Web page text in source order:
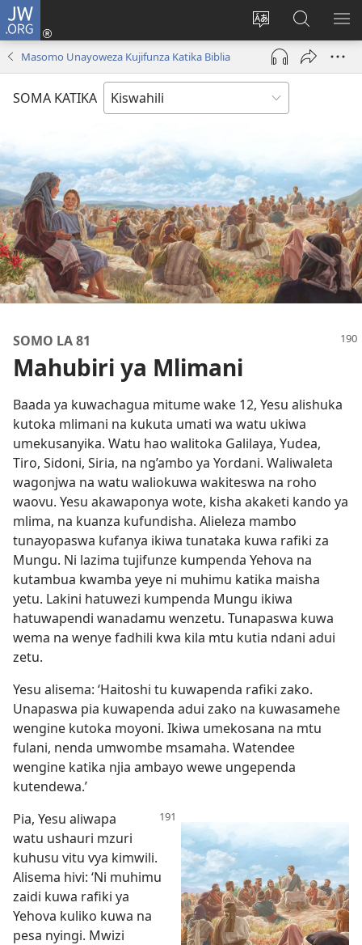
JW.ORG
Badili
lugha
ya
tovuti
Ingia
(opens
window)
Tafuta
Katika
JW.ORG
Masomo Unayoweza Kujifunza Katika Biblia
SOMA KATIKA
SOMO LA 81
Mahubiri ya Mlimani
Baada ya kuwachagua mitume wake 12, Yesu alishuka
kutoka mlimani na kukuta umati wa watu ukiwa
umekusanyika. Watu hao walitoka Galilaya, Yudea,
Tiro, Sidoni, Siria, na ng’ambo ya Yordani. Waliwaleta
wagonjwa na watu waliokuwa wakiteswa na roho
waovu. Yesu akawaponya wote, kisha akaketi kando ya
mlima, na kuanza kufundisha. Alieleza mambo
tunayopaswa kufanya ikiwa tunataka kuwa rafiki za
Mungu. Ni lazima tujifunze kumpenda Yehova na
kutambua kwamba yeye ni muhimu katika maisha
yetu. Lakini hatuwezi kumpenda Mungu ikiwa
hatuwapendi wanadamu wenzetu. Tunapaswa kuwa
wema na wenye fadhili kwa kila mtu kutia ndani adui
zetu.
Yesu alisema: ‘Haitoshi tu kuwapenda rafiki zako.
Unapaswa pia kuwapenda adui zako na kuwasamehe
wengine kutoka moyoni. Ikiwa umekosana na mtu
fulani, nenda umwombe msamaha. Watendee
wengine katika njia ambayo wewe ungependa
kutendewa.’
Pia, Yesu aliwapa
watu ushauri mzuri
kuhusu vitu vya kimwili.
Alisema hivi: ‘Ni muhimu
zaidi kuwa rafiki ya
Yehova kuliko kuwa na
pesa nyingi. Mwizi